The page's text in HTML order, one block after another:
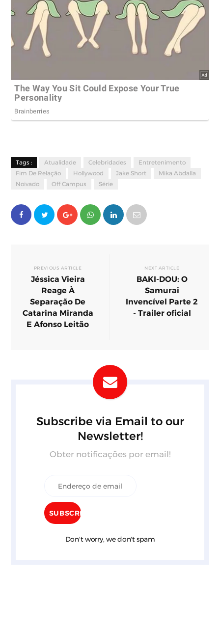
Tags : Atualidade Celebridades
Entretenimento
Fim De Relação
Hollywood Jake Short
Mika Abdalla
Noivado
Off Campus Série
PREVIOUS ARTICLE
Jéssica Vieira
Reage À
Separação De
Catarina Miranda
E Afonso Leitão
NEXT ARTICLE
BAKI-DOU: O
Samurai
Invencível Parte 2
- Trailer oficial
Subscribe via Email to our
Newsletter!
Obter notificações por email!
Don't worry, we don't spam